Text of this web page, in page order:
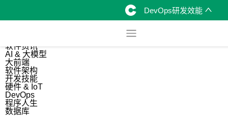
DevOps研发效能
软件资讯
AI & 大模型
大前端
软件架构
开发技能
硬件 & IoT
DevOps
程序人生
数据库